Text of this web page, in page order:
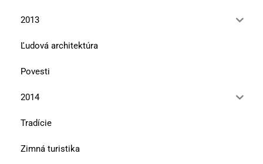
2013
Ľudová architektúra
Povesti
2014
Tradície
Zimná turistika